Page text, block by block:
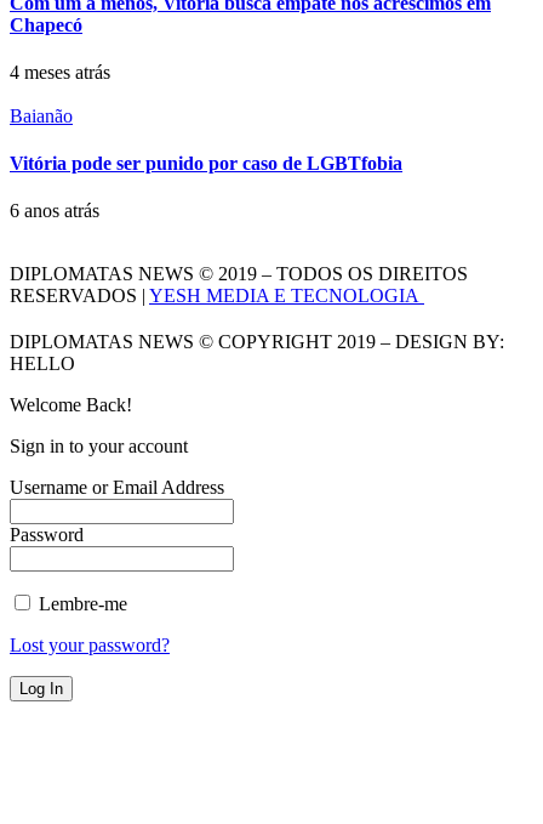
Chapecó
4 meses atrás
Baianão
Vitória pode ser punido por caso de LGBTfobia
6 anos atrás
DIPLOMATAS NEWS © 2019 – TODOS OS DIREITOS
RESERVADOS | YESH MEDIA E TECNOLOGIA
DIPLOMATAS NEWS © COPYRIGHT 2019 – DESIGN BY:
HELLO
Welcome Back!
Sign in to your account
Username or Email Address
Password
Lembre-me
Lost your password?